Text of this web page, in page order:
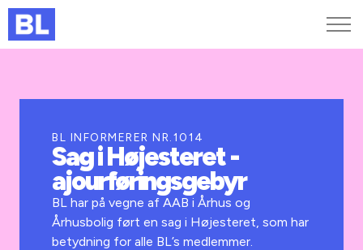
Kurser og arrangementer
Jobportalen
BL INFORMERER NR.1014
Sag i Højesteret -
ajourføringsgebyr
BL har på vegne af AAB i Århus og
Århusbolig ført en sag i Højesteret, som har
betydning for alle BL’s medlemmer.